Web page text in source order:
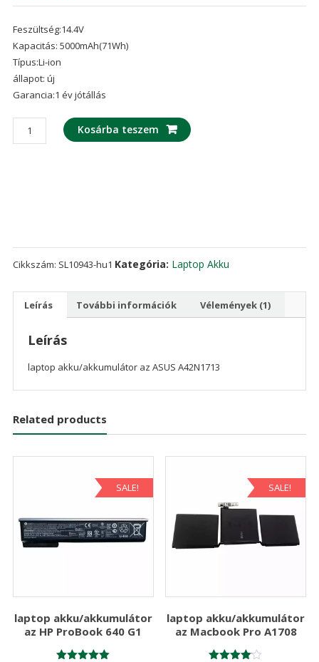
Értékelés
ből,
1
értékelés
alapján
Feszültség:14.4V
Kapacitás: 5000mAh(71Wh)
Típus:Li-ion
állapot: új
Garancia:1 év jótállás
laptop
akku/akkumulátor
Kosárba teszem
Cikkszám: SL10943-hu1 Kategória: Laptop Akku
Leírás További információk Vélemények (1)
Leírás
laptop akku/akkumulátor az ASUS A42N1713
Related products
SALE!
laptop akku/akkumulátor
az HP ProBook 640 G1
SALE!
laptop akku/akkumulátor
az Macbook Pro A1708